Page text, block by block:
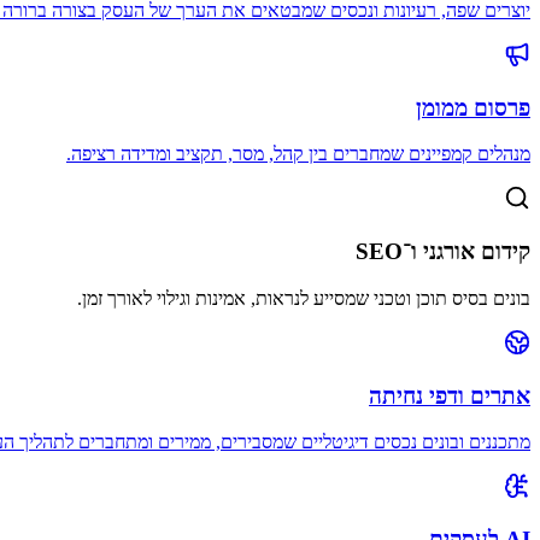
יוצרים שפה, רעיונות ונכסים שמבטאים את הערך של העסק בצורה ברורה
פרסום ממומן
מנהלים קמפיינים שמחברים בין קהל, מסר, תקציב ומדידה רציפה.
קידום אורגני ו־SEO
בונים בסיס תוכן וטכני שמסייע לנראות, אמינות וגילוי לאורך זמן.
אתרים ודפי נחיתה
מתכננים ובונים נכסים דיגיטליים שמסבירים, ממירים ומתחברים לתהליך